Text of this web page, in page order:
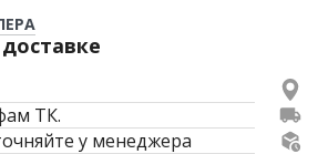
ТК.
у менеджера